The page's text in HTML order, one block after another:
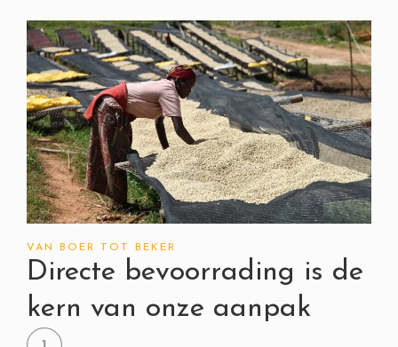
VAN BOER TOT BEKER
Directe bevoorrading is de
kern van onze aanpak